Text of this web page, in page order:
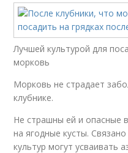
Лучшей культурой для
морковь
Морковь не страдает
клубнике.
Не страшны ей и опасные
на ягодные кусты.
культур могут усваивать